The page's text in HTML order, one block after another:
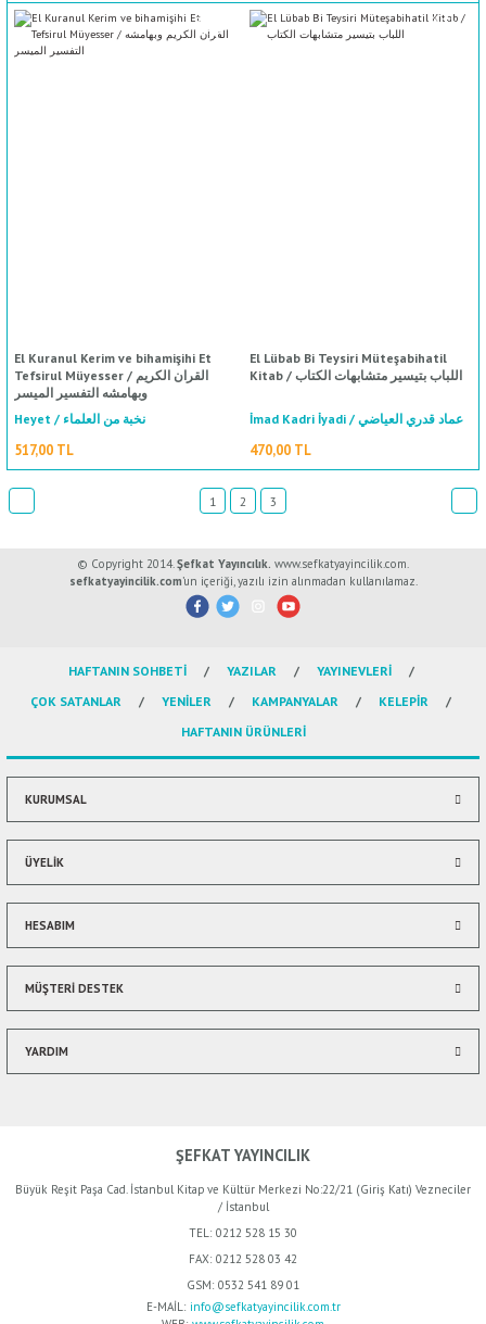
%50
indirim
El Kuranul Kerim ve bihamişihi Et
Tefsirul Müyesser / القران الكريم
وبهامشه التفسير الميسر
Heyet / نخبة من العلماء
517,00 TL
El Lübab Bi Teysiri Müteşabihatil
Kitab / اللباب بتيسير متشابهات الكتاب
İmad Kadri İyadi / عماد قدري العياضي
470,00 TL
1 2 3
© Copyright 2014.Şefkat Yayıncılık. www.sefkatyayincilik.com.
sefkatyayincilik.com’un içeriği, yazılı izin alınmadan kullanılamaz.
HAFTANIN SOHBETİ YAZILAR
YAYINEVLERİ
ÇOK SATANLAR
YENİLER KAMPANYALAR
KELEPİR
HAFTANIN ÜRÜNLERİ
KURUMSAL
ÜYELİK
HESABIM
MÜŞTERİ DESTEK
YARDIM
ŞEFKAT YAYINCILIK
Büyük Reşit Paşa Cad. İstanbul Kitap ve Kültür Merkezi No:22/21 (Giriş Katı) Vezneciler
/ İstanbul
TEL: 0212 528 15 30
FAX: 0212 528 03 42
GSM: 0532 541 89 01
E-MAİL: info@sefkatyayincilik.com.tr